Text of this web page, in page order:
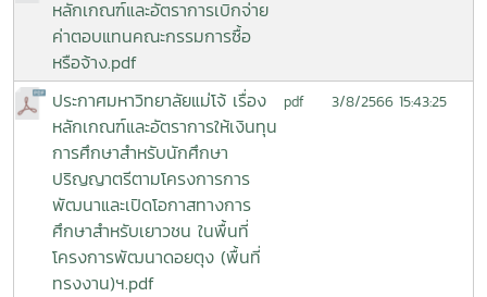
หลักเกณฑ์และอัตราการเบิกจ่าย
ค่าตอบแทนคณะกรรมการซื้อ
หรือจ้าง.pdf
ประกาศมหาวิทยาลัยแม่โจ้ เรื่อง
หลักเกณฑ์และอัตราการให้เงินทุน
การศึกษาสำหรับนักศึกษา
ปริญญาตรีตามโครงการการ
พัฒนาและเปิดโอกาสทางการ
ศึกษาสำหรับเยาวชน ในพื้นที่
โครงการพัฒนาดอยตุง (พื้นที่
ทรงงาน)ฯ.pdf
pdf 3/8/2566 15:43:25